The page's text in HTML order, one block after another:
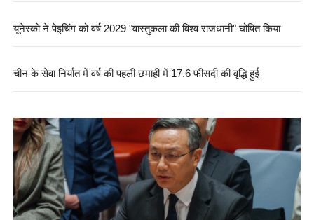
यूनेस्को ने पेइचिंग को वर्ष 2029 "वास्तुकला की विश्व राजधानी" घोषित किया
चीन के सेवा निर्यात में वर्ष की पहली छमाही में 17.6 फीसदी की वृद्धि हुई